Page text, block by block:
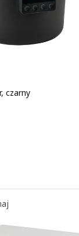
liczba recenzji:
czarny